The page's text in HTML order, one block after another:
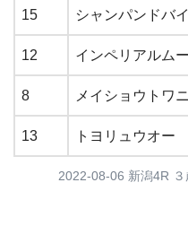
15 シャンパンドバイ
12 インペリアルム
8 メイショウトワニ
13 トヨリュウオー
2022-08-06 新潟4R